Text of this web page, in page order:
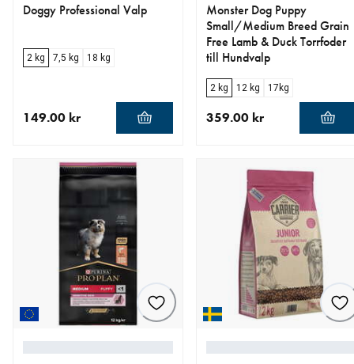
Doggy Professional Valp
2 kg 7,5 kg 18 kg
149.00 kr
Monster Dog Puppy
Small/Medium Breed Grain
Free Lamb & Duck Torrfoder
till Hundvalp
2 kg 12 kg 17kg
359.00 kr